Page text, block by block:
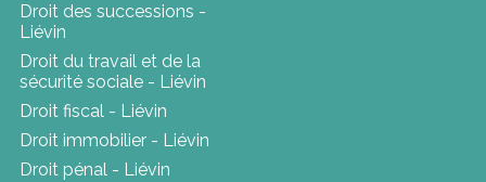
Droit des successions -
Liévin
Droit du travail et de la
sécurité sociale - Liévin
Droit fiscal - Liévin
Droit immobilier - Liévin
Droit pénal - Liévin